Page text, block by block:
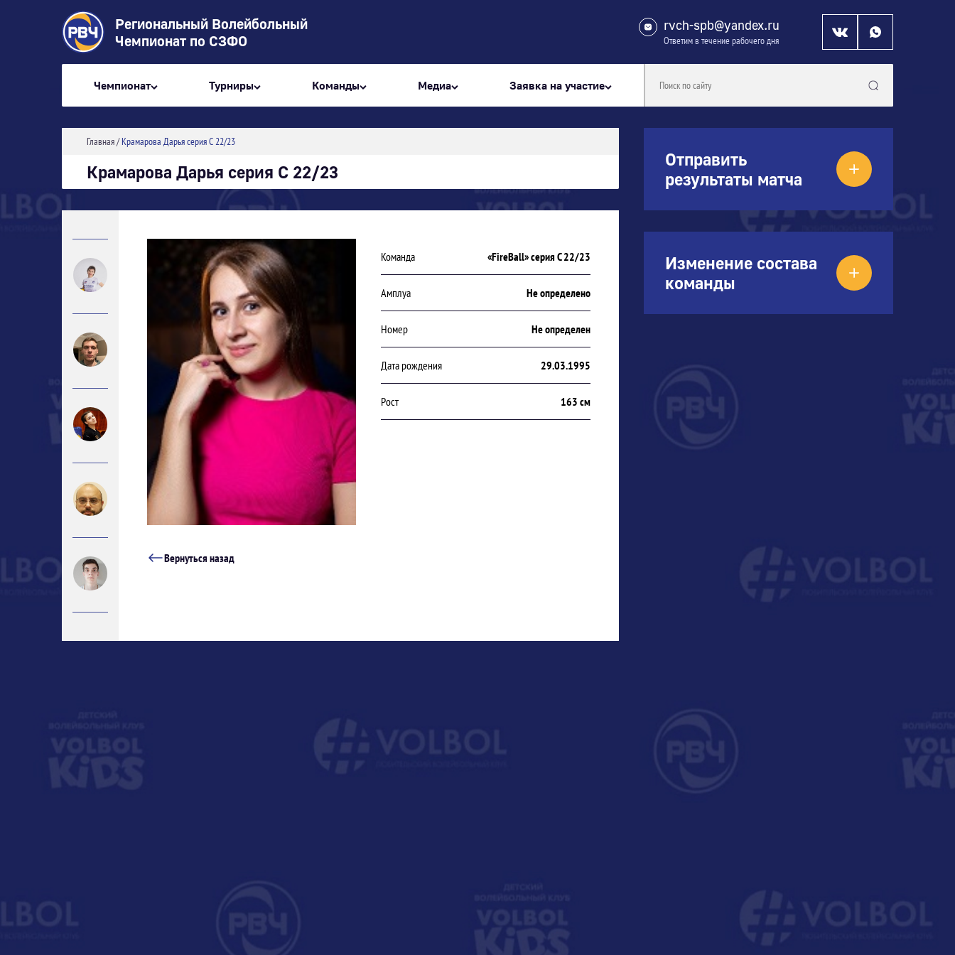
Региональный Волейбольный
Чемпионат по СЗФО
rvch-spb@yandex.ru
Ответим в течение рабочего дня
Чемпионат Турниры Команды Медиа Заявка на участие
Главная/Крамарова Дарья серия С 22/23
Крамарова Дарья серия С 22/23
Команда «FireBall» серия С 22/23
Амплуа Не определено
Номер Не определен
Дата рождения 29.03.1995
Рост 163 см
Вернуться назад
Отправить
результаты матча
Изменение состава
команды